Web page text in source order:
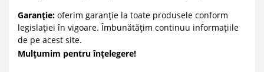
Garanție: oferim garanție la toate produsele conform
legislației în vigoare. Îmbunătățim continuu informațiile
de pe acest site.
Mulțumim pentru înțelegere!